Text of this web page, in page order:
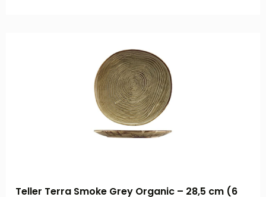
Teller Terra Smoke Grey Organic – 28,5 cm (6